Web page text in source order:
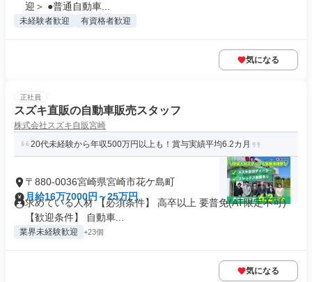
迎＞ ●普通自動車...
未経験者歓迎 有資格者歓迎
気になる
正社員
スズキ直販の自動車販売スタッフ
株式会社スズキ自販宮崎
20代未経験から年収500万円以上も！賞与実績平均6.2カ月
〒880-0036宮崎県宮崎市花ケ島町
月給16万7000円～25万円
求めている人材 【必須条件】 高卒以上 要普免(AT限定不可)
【歓迎条件】 自動車...
業界未経験歓迎 +23個
気になる